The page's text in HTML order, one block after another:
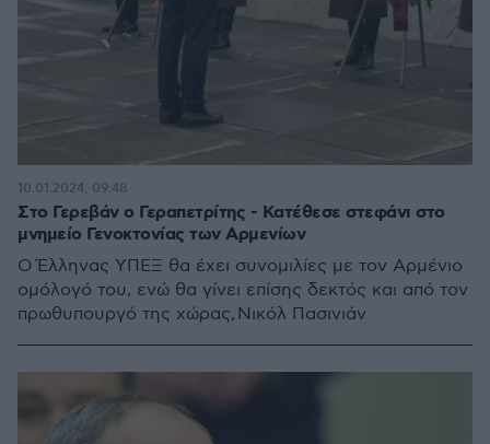
Στο Γερεβάν ο Γεραπετρίτης - Κατέθεσε στεφάνι στο
μνημείο Γενοκτονίας των Αρμενίων
Ο Έλληνας ΥΠΕΞ θα έχει συνομιλίες με τον Αρμένιο
ομόλογό του, ενώ θα γίνει επίσης δεκτός και από τον
πρωθυπουργό της χώρας, Νικόλ Πασινιάν
10.01.2024, 09:48